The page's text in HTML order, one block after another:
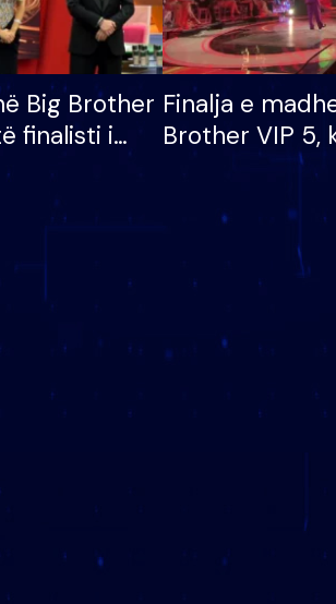
Big Brother
finalisti i
Finalja e
Brother VIP 5,
banori i parë
dhe humb
të fituar